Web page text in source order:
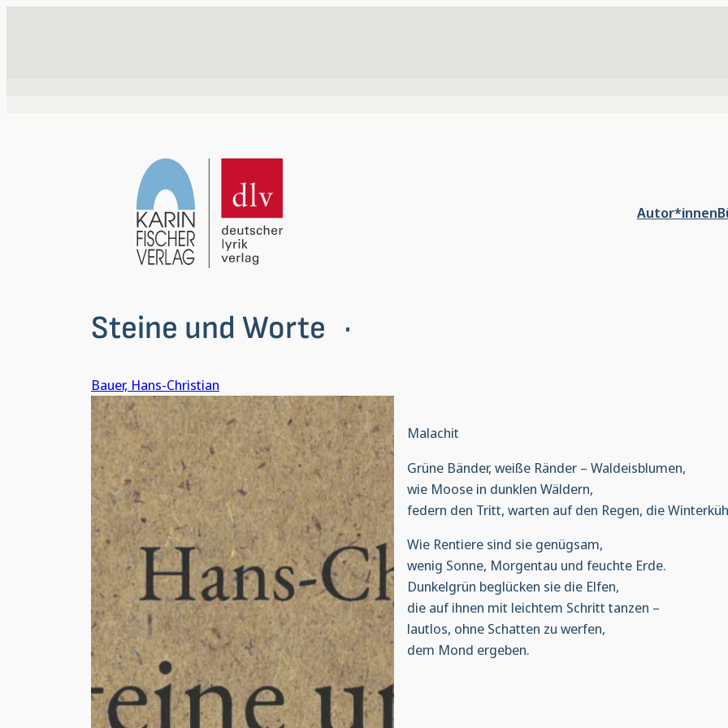
Autor*innen
Steine und Worte ·
Bauer, Hans-Christian
Malachit
Grüne Bänder, weiße Ränder – Waldeisblumen,
wie Moose in dunklen Wäldern,
federn den Tritt, warten auf den Regen, die
Wie Rentiere sind sie genügsam,
wenig Sonne, Morgentau und feuchte Erde.
Dunkelgrün beglücken sie die Elfen,
die auf ihnen mit leichtem Schritt tanzen –
lautlos, ohne Schatten zu werfen,
dem Mond ergeben.